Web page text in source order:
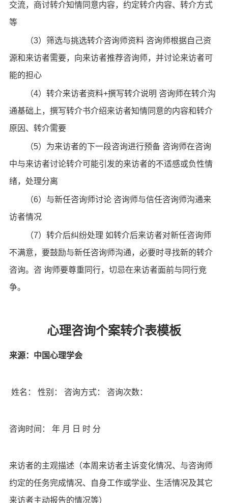
交流，商讨转介知情同意内容，约定转介内容、转介方式
等
（3）筛选与挑选转介咨询师资料 咨询师根据自己资
源和来访者需要，向来访者推荐咨询师，并讨论来访者可
能的担心
（4）转介来访者资料+撰写转介说明 咨询师在转介沟
通基础上，撰写转介书介绍来访者知情同意的内容和转介
原因、转介需要
（5）为来访者的下一段咨询进行预备 咨询师在咨询
中与来访者讨论转介可能引发的来访者的不适感或负性情
绪，处理分离
（6）与新任咨询师讨论 咨询师与信任咨询师沟通来
访者情况
（7）转介后纠纷处理 如转介后来访者对新任咨询师
不满意，要鼓励与新任咨询师沟通，必要时寻找新的转介
咨询。咨 询师要尊重同行，切忌在来访者面前与同行竞
争。
心理咨询个案转介表模板
来源：中国心理学会
姓名： 性别： 咨询方式： 咨询次数：
咨询时间： 年 月 日 时 分
来访者的主观描述（本周来访者主诉变化情况、与咨询师
约定的任务完成情况、自身工作或学业、生活情况及其它
来访者主动报告的情况等）